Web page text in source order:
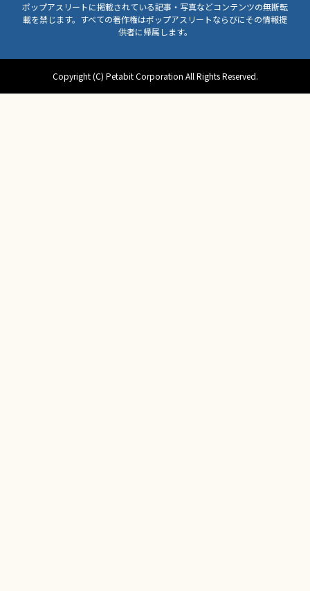
ポップアスリートに掲載されている記事・写真などコンテンツの無断転
載を禁じます。すべての著作権はポップアスリートならびにその情報提
供者に帰属します。
Copyright (C) Petabit Corporation All Rights Reserved.